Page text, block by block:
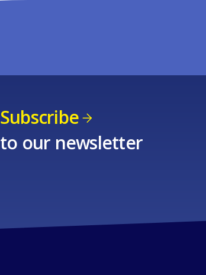
Subscribe
to our newsletter